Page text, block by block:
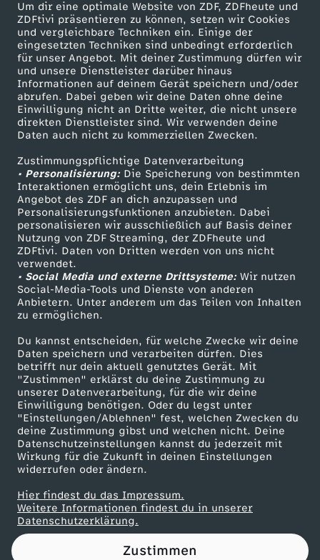
Um dir eine optimale Website von ZDF, ZDFheute und
ZDFtivi präsentieren zu können, setzen wir Cookies
und vergleichbare Techniken ein. Einige der
eingesetzten Techniken sind unbedingt erforderlich
für unser Angebot. Mit deiner Zustimmung dürfen wir
und unsere Dienstleister darüber hinaus
Informationen auf deinem Gerät speichern und/oder
abrufen. Dabei geben wir deine Daten ohne deine
Einwilligung nicht an Dritte weiter, die nicht unsere
direkten Dienstleister sind. Wir verwenden deine
Daten auch nicht zu kommerziellen Zwecken.
Zustimmungspflichtige Datenverarbeitung
• Personalisierung:Die Speicherung von bestimmten
Interaktionen ermöglicht uns, dein Erlebnis im
Angebot des ZDF an dich anzupassen und
Personalisierungsfunktionen anzubieten. Dabei
personalisieren wir ausschließlich auf Basis deiner
Nutzung von ZDF Streaming, der ZDFheute und
ZDFtivi. Daten von Dritten werden von uns nicht
verwendet.
• Social Media und externe Drittsysteme:Wir nutzen
Social-Media-Tools und Dienste von anderen
Anbietern. Unter anderem um das Teilen von Inhalten
zu ermöglichen.
Du kannst entscheiden, für welche Zwecke wir deine
Daten speichern und verarbeiten dürfen. Dies
betrifft nur dein aktuell genutztes Gerät. Mit
"Zustimmen" erklärst du deine Zustimmung zu
unserer Datenverarbeitung, für die wir deine
Einwilligung benötigen. Oder du legst unter
"Einstellungen/Ablehnen" fest, welchen Zwecken du
deine Zustimmung gibst und welchen nicht. Deine
Datenschutzeinstellungen kannst du jederzeit mit
Wirkung für die Zukunft in deinen Einstellungen
widerrufen oder ändern.
Hier findest du das Impressum.
Weitere Informationen findest du in unserer
Datenschutzerklärung.
Zustimmen
h
-
B
i
l
g
e
r
:
"
E
s
s
t
e
h
Mehr ZDF
ZDF-Apps
Smart TV
ZDFtext
Livestreams
Sendungen A-Z
TV-Programm
Service
ZDFmitreden
Kontakt zum ZDF
Tickets
Zuschauerservice
Hilfe
ZDF Unternehmen
Karriere
ZDF goes Schule
Werbefernsehen
Mainzelmännchen
Partner